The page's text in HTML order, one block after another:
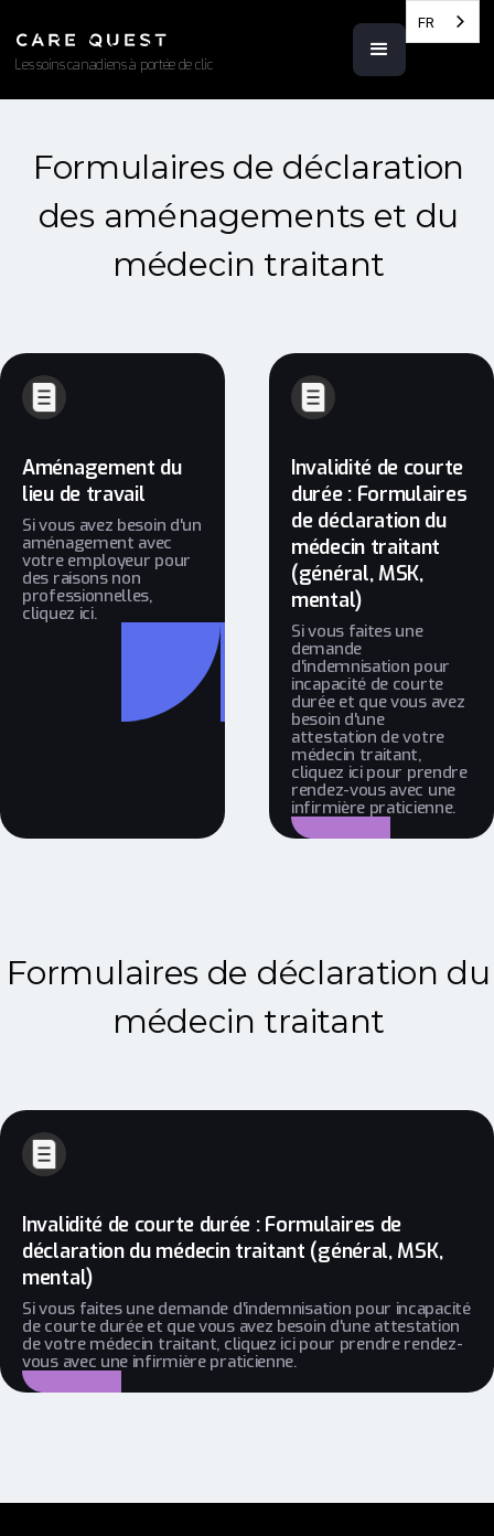
Les soins canadiens à portée de clic
FR
Formulaires de déclaration
des aménagements et du
médecin traitant
Aménagement du
lieu de travail
Si vous avez besoin d'un
aménagement avec
votre employeur pour
des raisons non
professionnelles,
cliquez ici.
Invalidité de courte
durée : Formulaires
de déclaration du
médecin traitant
(général, MSK,
mental)
Si vous faites une
demande
d'indemnisation pour
incapacité de courte
durée et que vous avez
besoin d'une
attestation de votre
médecin traitant,
cliquez ici pour prendre
rendez-vous avec une
infirmière praticienne.
Formulaires de déclaration du
médecin traitant
Invalidité de courte durée : Formulaires de
déclaration du médecin traitant (général, MSK,
mental)
Si vous faites une demande d'indemnisation pour incapacité
de courte durée et que vous avez besoin d'une attestation
de votre médecin traitant, cliquez ici pour prendre rendez-
vous avec une infirmière praticienne.